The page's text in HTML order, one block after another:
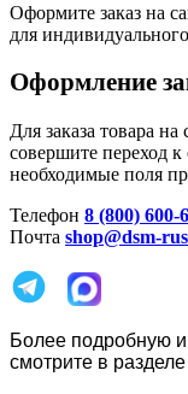
Оформите заказ на
для
Оформление
Для заказа товара на
совершите переход
необходимые поля
Телефон 8 (800) 600-
Почта shop@dsm-
Более подробную
смотрите в разделе